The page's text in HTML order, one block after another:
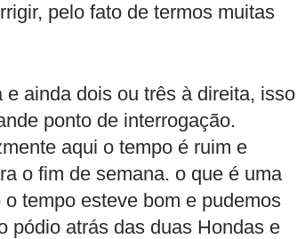
pelo fato de termos muitas
ainda dois ou três à direita, isso
ponto de interrogação.
aqui o tempo é ruim e
o fim de semana. o que é uma
tempo esteve bom e pudemos
pódio atrás das duas Hondas e